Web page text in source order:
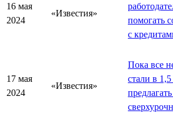
16 мая
2024
«Известия»
помогать
с
17 мая
2024
«Известия»
Пока все
стали в